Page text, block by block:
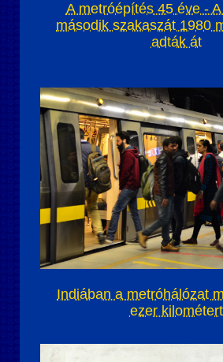
A metróépítés 45 éve -
második szakaszát 1980
adták át
Indiában a metróhálózat
ezer kilométert